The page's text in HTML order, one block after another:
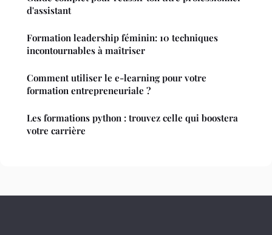
d'assistant
Formation leadership féminin: 10 techniques
incontournables à maîtriser
Comment utiliser le e-learning pour votre
formation entrepreneuriale ?
Les formations python : trouvez celle qui boostera
votre carrière